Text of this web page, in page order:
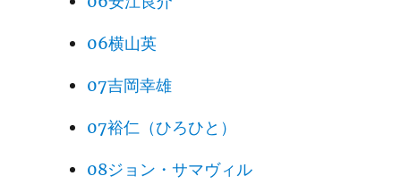
06横山英
07吉岡幸雄
07裕仁（ひろひと）
08ジョン・サマヴィル